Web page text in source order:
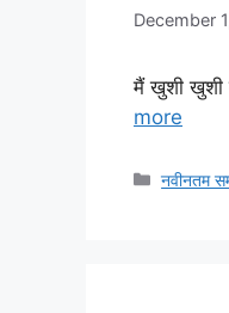
December
मैं खुशी खुशी
more
नवीनतम